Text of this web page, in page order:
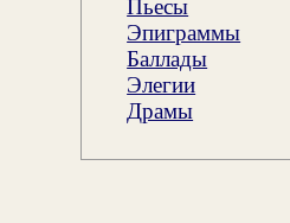
Пьесы
Эпиграммы
Баллады
Элегии
Драмы